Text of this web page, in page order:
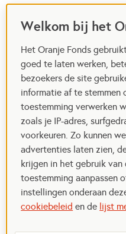
Welkom bij het
Het Oranje Fonds
goed te laten werken,
bezoekers de site
informatie af te stemmen
toestemming verwerken
zoals je IP-adres,
voorkeuren. Zo kunnen
advertenties laten zien,
krijgen in het gebruik van
toestemming aanpassen
instellingen onderaan
cookiebeleid en de lijst